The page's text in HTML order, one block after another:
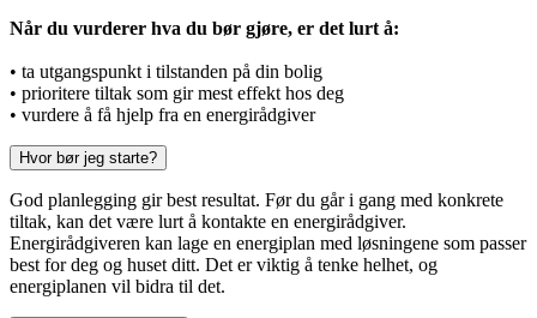
Når du vurderer hva du bør gjøre, er det lurt å:
• ta utgangspunkt i tilstanden på din bolig
• prioritere tiltak som gir mest effekt hos deg
• vurdere å få hjelp fra en energirådgiver
Hvor bør jeg starte?
God planlegging gir best resultat. Før du går i gang med konkrete
tiltak, kan det være lurt å kontakte en energirådgiver.
Energirådgiveren kan lage en energiplan med løsningene som passer
best for deg og huset ditt. Det er viktig å tenke helhet, og
energiplanen vil bidra til det.